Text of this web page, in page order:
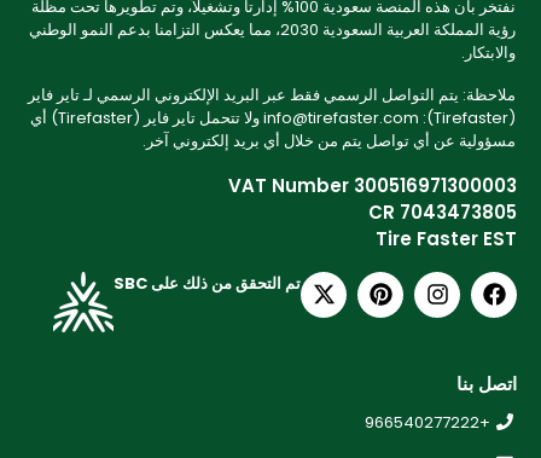
نفتخر بأن هذه المنصة سعودية 100% إدارتاً وتشغيلاً، وتم تطويرها تحت مظلة
رؤية المملكة العربية السعودية 2030، مما يعكس التزامنا بدعم النمو الوطني
والابتكار.
ملاحظة: يتم التواصل الرسمي فقط عبر البريد الإلكتروني الرسمي لـ تاير فاير
(Tirefaster): info@tirefaster.com ولا تتحمل تاير فاير (Tirefaster) أي
مسؤولية عن أي تواصل يتم من خلال أي بريد إلكتروني آخر.
VAT Number 300516971300003
CR 7043473805
Tire Faster EST
تم التحقق من ذلك على SBC
اتصل بنا
+966540277222